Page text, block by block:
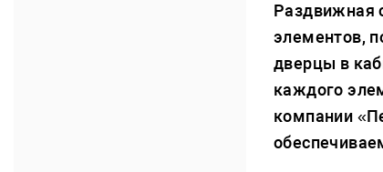
Раздвижная
элементов,
дверцы в
каждого
компании